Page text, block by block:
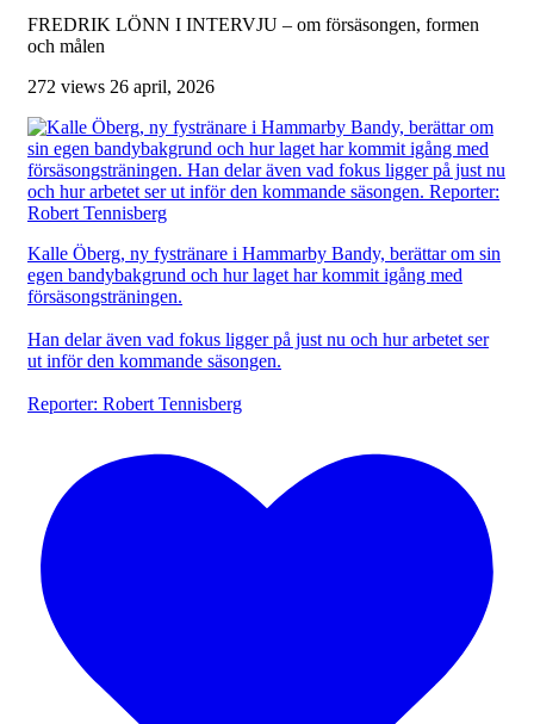
FREDRIK LÖNN I INTERVJU – om försäsongen, formen
och målen
272 views 26 april, 2026
Kalle Öberg, ny fystränare i Hammarby Bandy, berättar om sin
egen bandybakgrund och hur laget har kommit igång med
försäsongsträningen.
Han delar även vad fokus ligger på just nu och hur arbetet ser
ut inför den kommande säsongen.
Reporter: Robert Tennisberg